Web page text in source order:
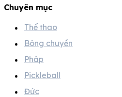
Chuyên mục
Thể thao
Bóng chuyền
Pháp
Pickleball
Đức